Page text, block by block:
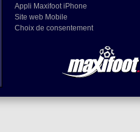
Appli Maxifoot iPhone
Site web Mobile
Choix de consentement